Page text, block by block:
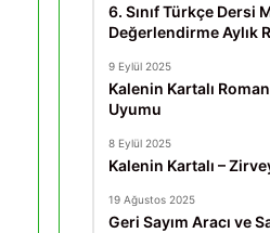
6. Sınıf Türkçe Dersi
Değerlendirme Aylık
9 Eylül 2025
Kalenin Kartalı
Uyumu
8 Eylül 2025
Kalenin Kartalı –
19 Ağustos 2025
Geri Sayım Aracı ve